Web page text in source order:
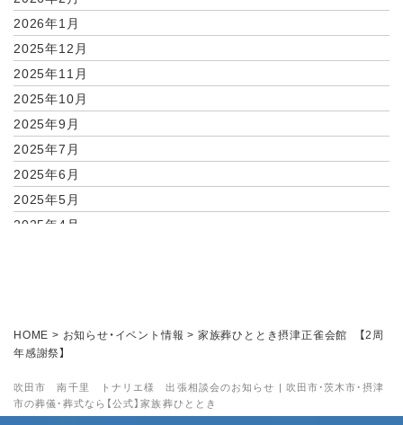
吹田市 南千里 トナリエ様 出張相談会のお知らせ | 吹田市・茨木市・摂津
市の葬儀・葬式なら【公式】家族葬ひととき
2026年1月
2025年12月
2025年11月
2025年10月
2025年9月
2025年7月
2025年6月
2025年5月
2025年4月
2024年9月
2024年7月
HOME > お知らせ・イベント情報 > 家族葬ひととき摂津正雀会館 【2周
年感謝祭】